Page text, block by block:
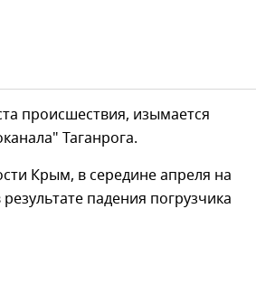
происшествия, изымается
Таганрога.
Крым, в середине апреля на
падения погрузчика